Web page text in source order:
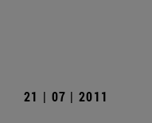
21 | 07 | 2011